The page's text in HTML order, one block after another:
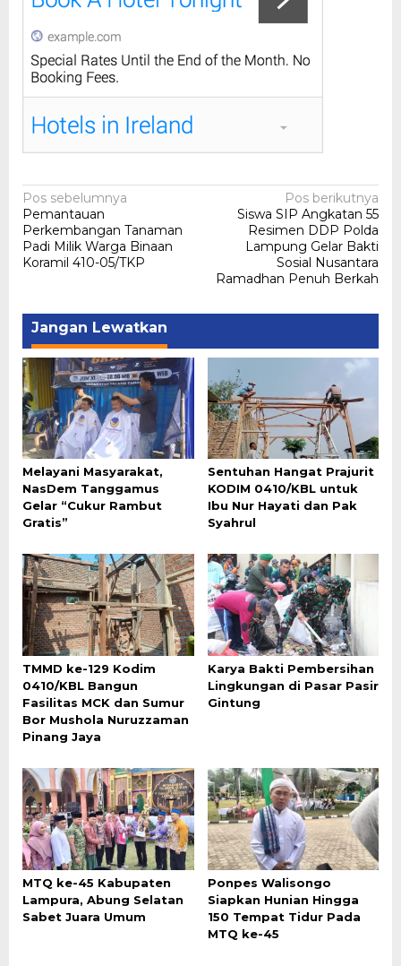
Navigasi
pos
Pos sebelumnya
Pemantauan
Perkembangan Tanaman
Padi Milik Warga Binaan
Koramil 410-05/TKP
Pos berikutnya
Siswa SIP Angkatan 55
Resimen DDP Polda
Lampung Gelar Bakti
Sosial Nusantara
Ramadhan Penuh Berkah
Jangan Lewatkan
Melayani Masyarakat,
NasDem Tanggamus
Gelar “Cukur Rambut
Gratis”
Sentuhan Hangat Prajurit
KODIM 0410/KBL untuk
Ibu Nur Hayati dan Pak
Syahrul
TMMD ke-129 Kodim
0410/KBL Bangun
Fasilitas MCK dan Sumur
Bor Mushola Nuruzzaman
Pinang Jaya
Karya Bakti Pembersihan
Lingkungan di Pasar Pasir
Gintung
MTQ ke-45 Kabupaten
Lampura, Abung Selatan
Sabet Juara Umum
Ponpes Walisongo
Siapkan Hunian Hingga
150 Tempat Tidur Pada
MTQ ke-45